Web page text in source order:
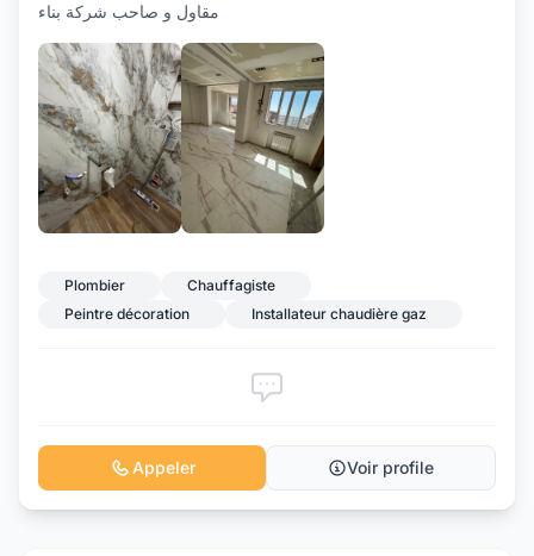
مقاول و صاحب شركة بناء
Plombier
Chauffagiste
Peintre décoration
Installateur chaudière gaz
Appeler Voir profile